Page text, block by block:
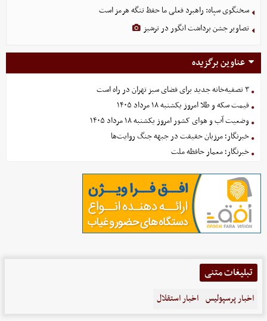
سخنگوی سپاه: راهبرد فعلی ما حفظ تنگه هرمز است
تصاویر جشن برداشت انگور در ترشیز
عناوین برگزیده
۳ تصفیه‌خانه جدید برای فضای سبز تهران در راه است
قیمت سکه و طلا امروز یکشنبه ۱۸ مرداد ۱۴۰۵
وضعیت آب و هوای کشور امروز یکشنبه ۱۸ مرداد ۱۴۰۵
خبرنگار؛ مرزبان حقیقت در جبهه جنگ روایت‌ها
خبرنگار؛ معمار حافظه ملت
تبلیغات متنی
اخبار پرسپولیس اخبار استقلال